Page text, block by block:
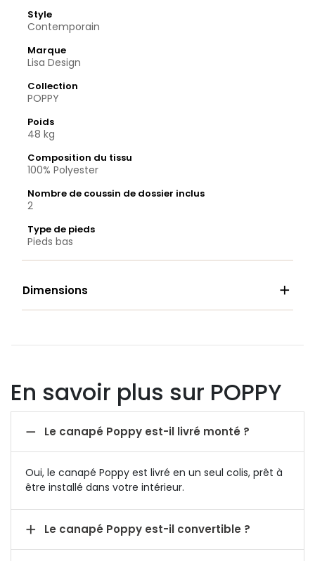
Style
Contemporain
Marque
Lisa Design
Collection
POPPY
Poids
48 kg
Composition du tissu
100% Polyester
Nombre de coussin de dossier inclus
2
Type de pieds
Pieds bas
Dimensions 
En savoir plus sur POPPY
 Le canapé Poppy est-il livré monté ?
Oui, le canapé Poppy est livré en un seul colis, prêt à
être installé dans votre intérieur.
 Le canapé Poppy est-il convertible ?